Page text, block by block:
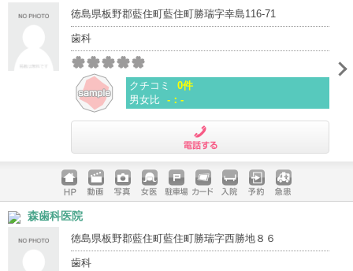
徳島県板野郡藍住町藍住町勝瑞字幸島116-71
歯科
クチコミ
0件
男女比 -：-
ホームペ
ージ
動画 写真 女医 駐車場
クレジッ
入院 予約 急患
森歯科医院
徳島県板野郡藍住町藍住町勝瑞字西勝地８６
歯科